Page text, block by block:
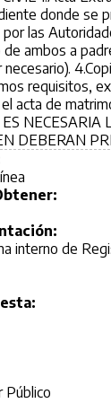
donde se
las
ambos a
requisitos,
acta de
NECESARIA
DEBERAN
interno de
Público